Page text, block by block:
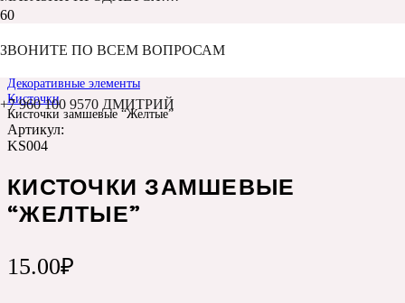
ЗВОНИТЕ ПО ВСЕМ ВОПРОСАМ
+7 960 100 9570 ДМИТРИЙ
Главная
Декоративные элементы
Кисточки
Кисточки замшевые “Желтые”
Артикул:
KS004
КИСТОЧКИ ЗАМШЕВЫЕ
“ЖЕЛТЫЕ”
15.00₽